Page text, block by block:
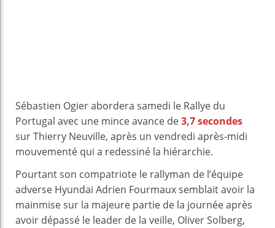
Sébastien Ogier abordera samedi le Rallye du
Portugal avec une mince avance de3,7 secondes
sur Thierry Neuville, après un vendredi après-midi
mouvementé qui a redessiné la hiérarchie.
Pourtant son compatriote le rallyman de l’équipe
adverse Hyundai Adrien Fourmaux semblait avoir la
mainmise sur la majeure partie de la journée après
avoir dépassé le leader de la veille, Oliver Solberg,